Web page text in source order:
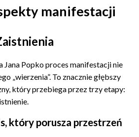
manifestacji
Jana Popko proces manifestacji nie
„wierzenia”. To znacznie głębszy
który przebiega przez trzy etapy:
który porusza przestrzeń